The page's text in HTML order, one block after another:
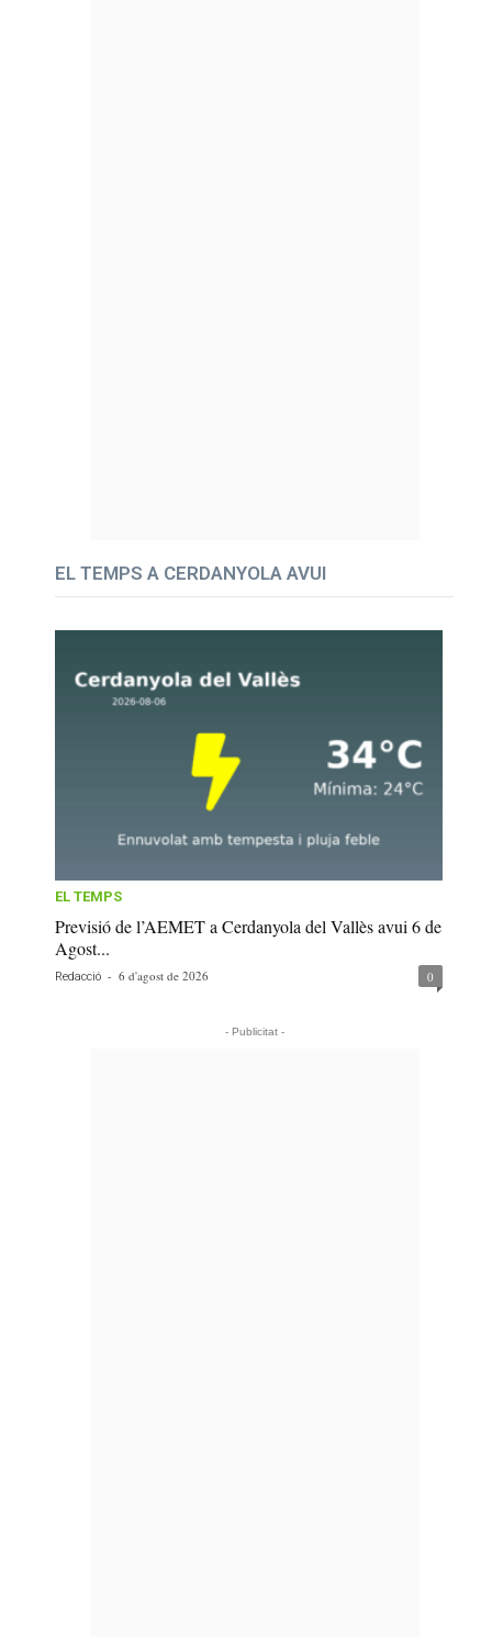
EL TEMPS A CERDANYOLA AVUI
EL TEMPS
Previsió de l’AEMET a Cerdanyola del Vallès avui 6 de
Agost...
Redacció - 6 d'agost de 2026 0
- Publicitat -